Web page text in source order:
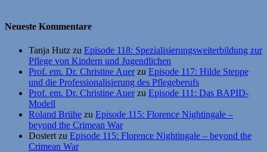
Neueste Kommentare
Tanja Hutz zu Episode 118: Spezialisierungsweiterbildung zur
Pflege von Kindern und Jugendlichen
Prof. em. Dr. Christine Auerzu Episode 117: Hilde Steppe
und die Professionalisierung des Pflegeberufs
Prof. em. Dr. Christine Auerzu Episode 111: Das BAPID-
Modell
Roland Brühe zu Episode 115: Florence Nightingale –
beyond the Crimean War
Dostert zu Episode 115: Florence Nightingale – beyond the
Crimean War